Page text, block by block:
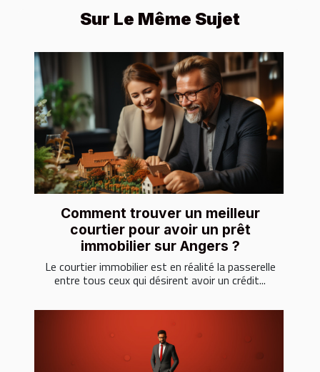
Sur Le Même Sujet
Comment trouver un meilleur
courtier pour avoir un prêt
immobilier sur Angers ?
Le courtier immobilier est en réalité la passerelle
entre tous ceux qui désirent avoir un crédit...